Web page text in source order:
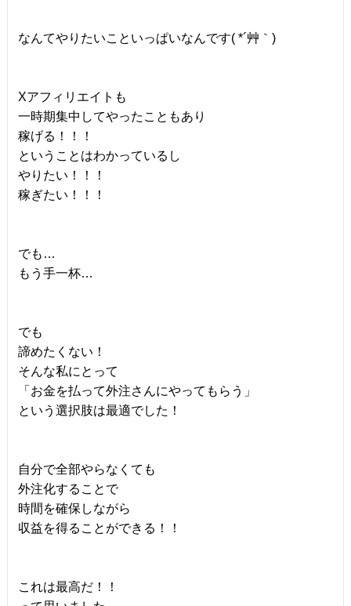
なんてやりたいこといっぱいなんです( *´艸｀)
Xアフィリエイトも
一時期集中してやったこともあり
稼げる！！！
ということはわかっているし
やりたい！！！
稼ぎたい！！！
でも…
もう手一杯…
でも
諦めたくない！
そんな私にとって
「お金を払って外注さんにやってもらう」
という選択肢は最適でした！
自分で全部やらなくても
外注化することで
時間を確保しながら
収益を得ることができる！！
これは最高だ！！